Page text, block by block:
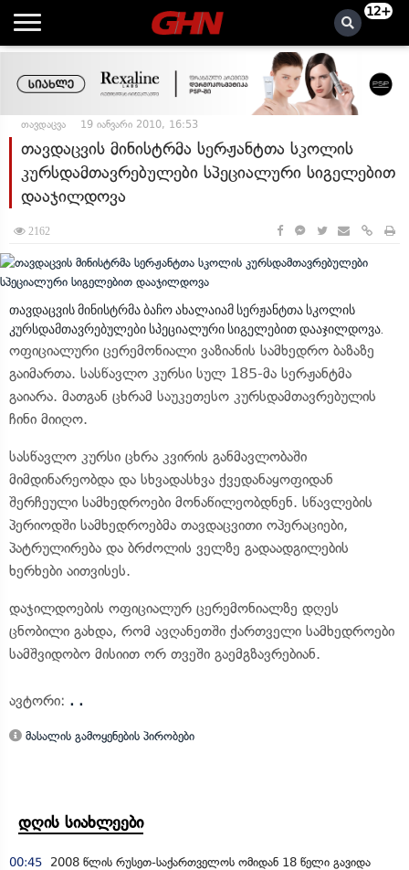
12+
თავდაცვა 19 იანვარი 2010, 16:53
თავდაცვის მინისტრმა სერჟანტთა სკოლის
კურსდამთავრებულები სპეციალური სიგელებით
დააჯილდოვა
2162
თავდაცვის მინისტრმა ბაჩო ახალაიამ სერჟანტთა სკოლის
კურსდამთავრებულები სპეციალური სიგელებით დააჯილდოვა.
ოფიციალური ცერემონიალი ვაზიანის სამხედრო ბაზაზე
გაიმართა. სასწავლო კურსი სულ 185-მა სერჟანტმა
გაიარა. მათგან ცხრამ საუკეთესო კურსდამთავრებულის
ჩინი მიიღო.
სასწავლო კურსი ცხრა კვირის განმავლობაში
მიმდინარეობდა და სხვადასხვა ქვედანაყოფიდან
შერჩეული სამხედროები მონაწილეობდნენ. სწავლების
პერიოდში სამხედროებმა თავდაცვითი ოპერაციები,
პატრულირება და ბრძოლის ველზე გადაადგილების
ხერხები აითვისეს.
დაჯილდოების ოფიციალურ ცერემონიალზე დღეს
ცნობილი გახდა, რომ ავღანეთში ქართველი სამხედროები
სამშვიდობო მისიით ორ თვეში გაემგზავრებიან.
ავტორი: . .
მასალის გამოყენების პირობები
დღის სიახლეები
00:45 2008 წლის რუსეთ-საქართველოს ომიდან 18 წელი გავიდა